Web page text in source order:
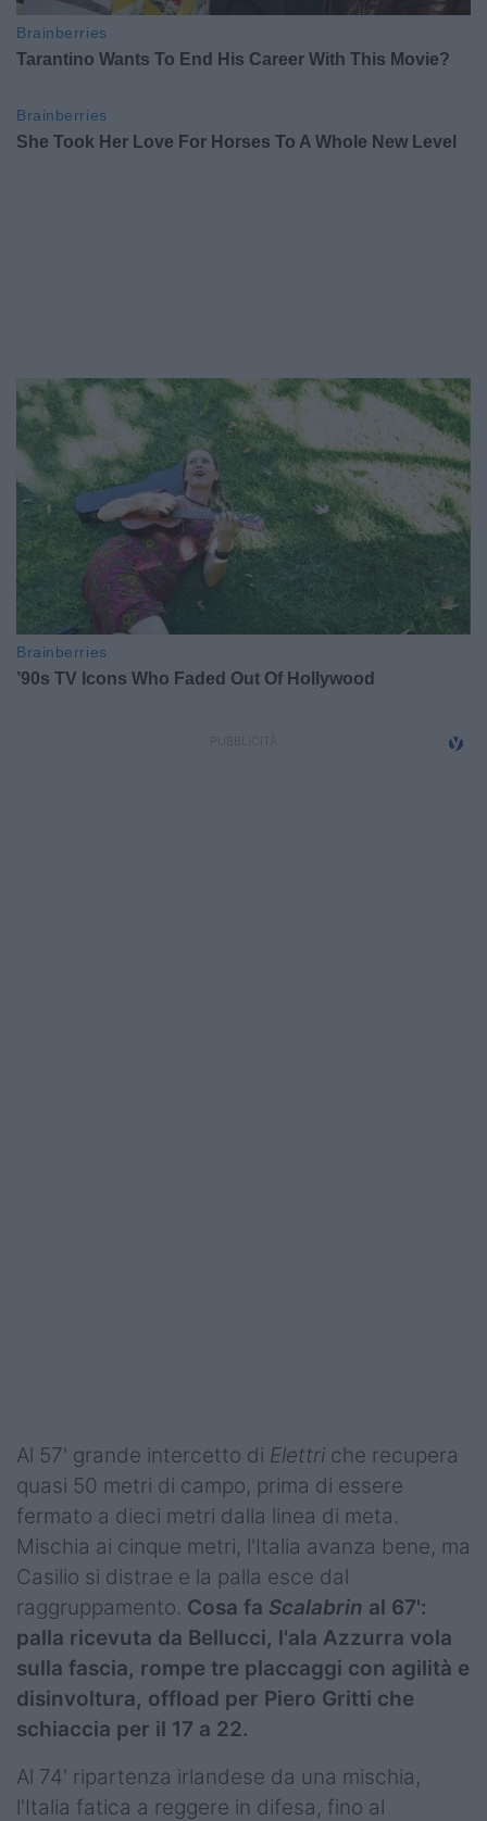
Al 57' grande intercetto di Elettri che recupera
quasi 50 metri di campo, prima di essere
fermato a dieci metri dalla linea di meta.
Mischia ai cinque metri, l'Italia avanza bene, ma
Casilio si distrae e la palla esce dal
raggruppamento. Cosa fa Scalabrin al 67':
palla ricevuta da Bellucci, l'ala Azzurra vola
sulla fascia, rompe tre placcaggi con agilità e
disinvoltura, offload per Piero Gritti che
schiaccia per il 17 a 22.
Al 74' ripartenza irlandese da una mischia,
l'Italia fatica a reggere in difesa, fino al